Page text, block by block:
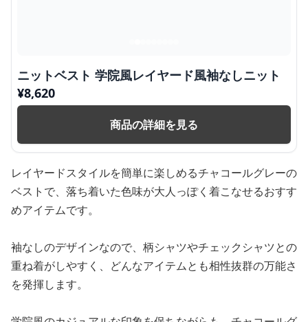
ニットベスト 学院風レイヤード風袖なしニット
¥8,620
商品の詳細を見る
レイヤードスタイルを簡単に楽しめるチャコールグレーの
ベストで、落ち着いた色味が大人っぽく着こなせるおすす
めアイテムです。
袖なしのデザインなので、柄シャツやチェックシャツとの
重ね着がしやすく、どんなアイテムとも相性抜群の万能さ
を発揮します。